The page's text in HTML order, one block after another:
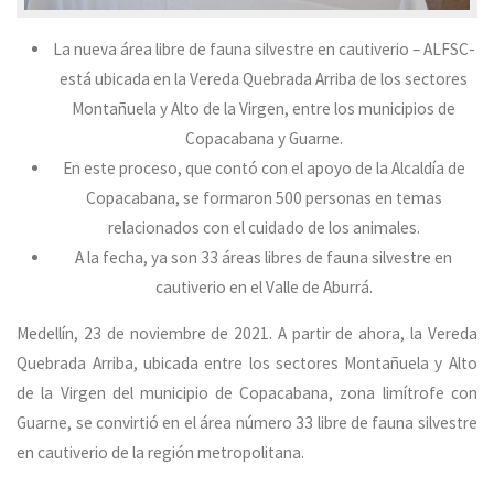
La nueva área libre de fauna silvestre en cautiverio – ALFSC-
está ubicada en la Vereda Quebrada Arriba de los sectores
Montañuela y Alto de la Virgen, entre los municipios de
Copacabana y Guarne.
En este proceso, que contó con el apoyo de la Alcaldía de
Copacabana, se formaron 500 personas en temas
relacionados con el cuidado de los animales.
A la fecha, ya son 33 áreas libres de fauna silvestre en
cautiverio en el Valle de Aburrá.
Medellín, 23 de noviembre de 2021. A partir de ahora, la Vereda
Quebrada Arriba, ubicada entre los sectores Montañuela y Alto
de la Virgen del municipio de Copacabana, zona limítrofe con
Guarne, se convirtió en el área número 33 libre de fauna silvestre
en cautiverio de la región metropolitana.